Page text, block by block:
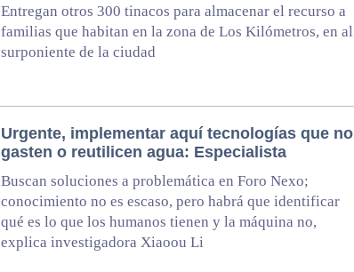
Entregan otros 300 tinacos para almacenar el recurso a
familias que habitan en la zona de Los Kilómetros, en al
surponiente de la ciudad
Urgente, implementar aquí tecnologías que no
gasten o reutilicen agua: Especialista
Buscan soluciones a problemática en Foro Nexo;
conocimiento no es escaso, pero habrá que identificar
qué es lo que los humanos tienen y la máquina no,
explica investigadora Xiaoou Li